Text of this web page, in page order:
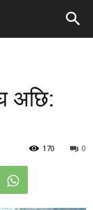
अछि:
0
170